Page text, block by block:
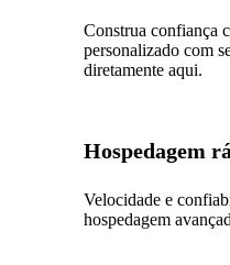
Construa confiança
personalizado com
diretamente aqui.
Hospedagem
Velocidade e
hospedagem